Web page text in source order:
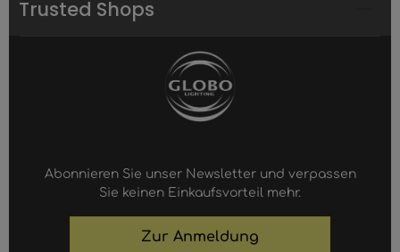
Trusted Shops
Abonnieren Sie unser Newsletter und verpassen
Sie keinen Einkaufsvorteil mehr.
Zur Anmeldung